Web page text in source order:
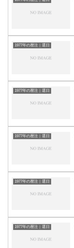
1977年の暦注｜選日
1977年の暦注｜選日
1977年の暦注｜選日
1977年の暦注｜選日
1977年の暦注｜選日